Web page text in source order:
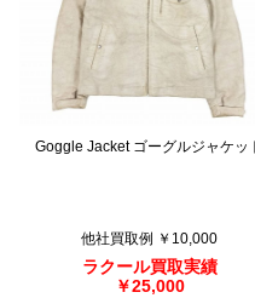
Goggle Jacket ゴーグルジャケッ
他社買取例 ￥10,000
ラクール買取実績
￥25,000